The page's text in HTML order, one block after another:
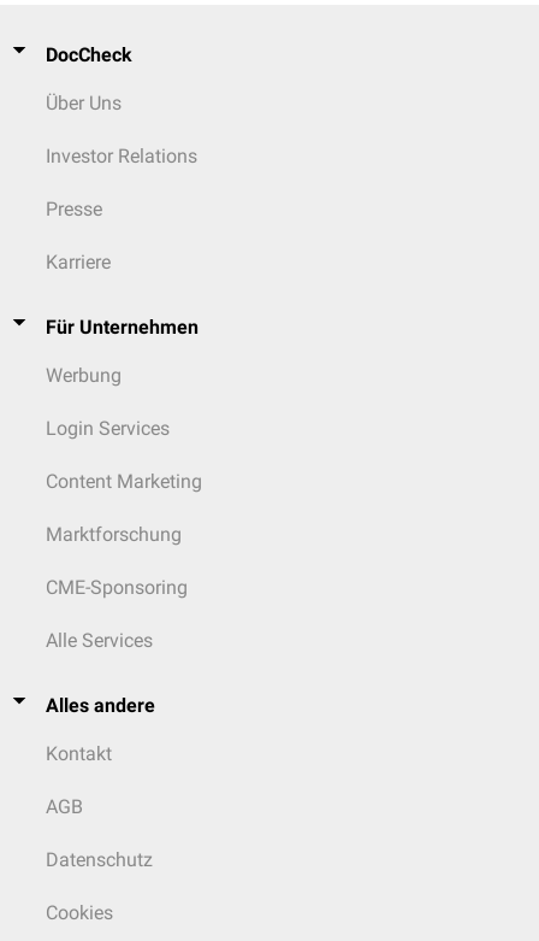
DocCheck
Über Uns
Investor Relations
Presse
Karriere
Für Unternehmen
Werbung
Login Services
Content Marketing
Marktforschung
CME-Sponsoring
Alle Services
Alles andere
Kontakt
AGB
Datenschutz
Cookies